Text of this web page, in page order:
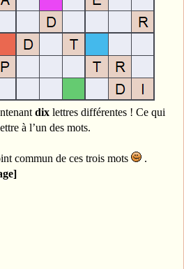
dix lettres différentes ! Ce qui
à l’un des mots.
commun de ces trois mots
.